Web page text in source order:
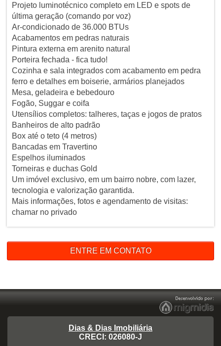
Projeto luminotécnico completo em LED e spots de
última geração (comando por voz)
Ar-condicionado de 36.000 BTUs
Acabamentos em pedras naturais
Pintura externa em arenito natural
Porteira fechada - fica tudo!
Cozinha e sala integrados com acabamento em pedra
ferro e detalhes em boiserie, armários planejados
Mesa, geladeira e bebedouro
Fogão, Suggar e coifa
Utensílios completos: talheres, taças e jogos de pratos
Banheiros de alto padrão
Box até o teto (4 metros)
Bancadas em Travertino
Espelhos iluminados
Torneiras e duchas Gold
Um imóvel exclusivo, em um bairro nobre, com lazer,
tecnologia e valorização garantida.
Mais informações, fotos e agendamento de visitas:
chamar no privado
ENTRE EM CONTATO
Dias & Dias Imobiliária
CRECI: 026080-J